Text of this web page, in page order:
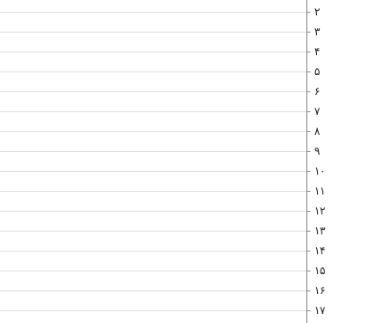
۲
۳
۴
۵
۶
۷
۸
۹
۱۰
۱۱
۱۲
۱۳
۱۴
۱۵
۱۶
۱۷